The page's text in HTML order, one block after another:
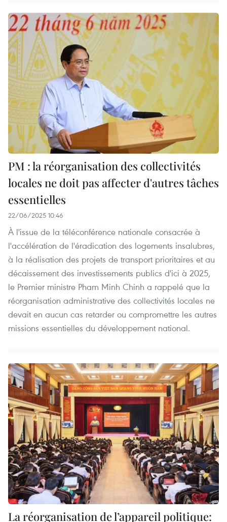
PM : la réorganisation des collectivités
locales ne doit pas affecter d'autres tâches
essentielles
22/06/2025 10:46
À l'issue de la téléconférence nationale consacrée à
l'accélération de l'éradication des logements insalubres,
à la réalisation des projets de transport prioritaires et au
décaissement des investissements publics d'ici à 2025,
le Premier ministre Pham Minh Chinh a rappelé que la
réorganisation administrative des collectivités locales ne
devait en aucun cas retarder ou compromettre les autres
missions essentielles du développement national.
La réorganisation de l’appareil politique: